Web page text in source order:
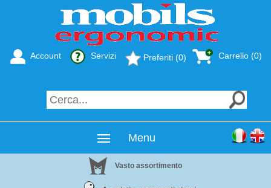
Carrello (0)
Preferiti (0)
Servizi
Account
Menu
Vasto assortimento